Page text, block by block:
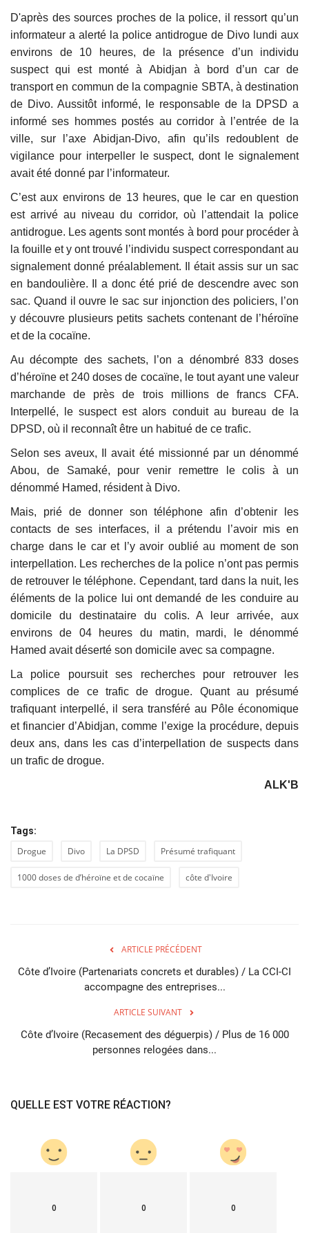
D'après des sources proches de la police, il ressort qu’un
informateur a alerté la police antidrogue de Divo lundi aux
environs de 10 heures, de la présence d’un individu
suspect qui est monté à Abidjan à bord d’un car de
transport en commun de la compagnie SBTA, à destination
de Divo. Aussitôt informé, le responsable de la DPSD a
informé ses hommes postés au corridor à l’entrée de la
ville, sur l’axe Abidjan-Divo, afin qu’ils redoublent de
vigilance pour interpeller le suspect, dont le signalement
avait été donné par l’informateur.
C’est aux environs de 13 heures, que le car en question
est arrivé au niveau du corridor, où l’attendait la police
antidrogue. Les agents sont montés à bord pour procéder à
la fouille et y ont trouvé l’individu suspect correspondant au
signalement donné préalablement. Il était assis sur un sac
en bandoulière. Il a donc été prié de descendre avec son
sac. Quand il ouvre le sac sur injonction des policiers, l’on
y découvre plusieurs petits sachets contenant de l’héroïne
et de la cocaïne.
Au décompte des sachets, l’on a dénombré 833 doses
d’héroïne et 240 doses de cocaïne, le tout ayant une valeur
marchande de près de trois millions de francs CFA.
Interpellé, le suspect est alors conduit au bureau de la
DPSD, où il reconnaît être un habitué de ce trafic.
Selon ses aveux, Il avait été missionné par un dénommé
Abou, de Samaké, pour venir remettre le colis à un
dénommé Hamed, résident à Divo.
Mais, prié de donner son téléphone afin d’obtenir les
contacts de ses interfaces, il a prétendu l’avoir mis en
charge dans le car et l’y avoir oublié au moment de son
interpellation. Les recherches de la police n’ont pas permis
de retrouver le téléphone. Cependant, tard dans la nuit, les
éléments de la police lui ont demandé de les conduire au
domicile du destinataire du colis. A leur arrivée, aux
environs de 04 heures du matin, mardi, le dénommé
Hamed avait déserté son domicile avec sa compagne.
La police poursuit ses recherches pour retrouver les
complices de ce trafic de drogue. Quant au présumé
trafiquant interpellé, il sera transféré au Pôle économique
et financier d’Abidjan, comme l’exige la procédure, depuis
deux ans, dans les cas d’interpellation de suspects dans
un trafic de drogue.
ALK'B
Tags:
Drogue Divo La DPSD Présumé trafiquant
1000 doses de d’héroïne et de cocaïne côte d'Ivoire
ARTICLE PRÉCÉDENT
Côte d’Ivoire (Partenariats concrets et durables) / La CCI-CI
accompagne des entreprises...
ARTICLE SUIVANT
Côte d’Ivoire (Recasement des déguerpis) / Plus de 16 000
personnes relogées dans...
QUELLE EST VOTRE RÉACTION?
0 0 0